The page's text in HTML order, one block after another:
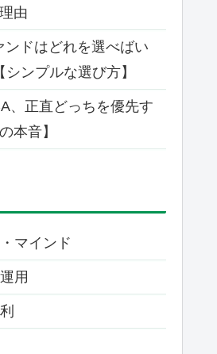
由
ンドはどれを選べばい
ンプルな選び方】
、正直どっちを優先す
本音】
マインド
用